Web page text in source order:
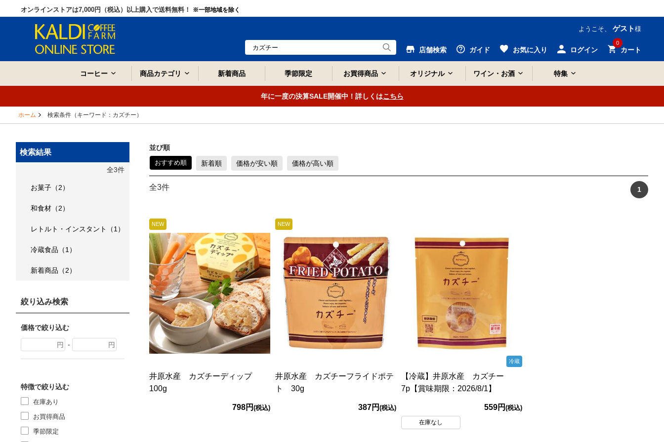
オンラインストアは7,000円（税込）以上購入で送料無料！ ※一部地域を除く
ようこそ、 ゲスト 様
店舗検索 ガイド お気に入り ログイン
0
カート
コーヒー 商品カテゴリ 新着商品 季節限定 お買得商品 オリジナル ワイン・お酒 特集
年に一度の決算SALE開催中！詳しくはこちら
ホーム 検索条件（キーワード：カズチー）
並び順
おすすめ順 新着順 価格が安い順 価格が高い順
全3件 1
NEW
井原水産 カズチーディップ
100g
798円 (税込)
NEW
井原水産 カズチーフライドポテ
ト 30g
387円 (税込)
冷蔵
【冷蔵】井原水産 カズチー
7p【賞味期限：2026/8/1】
559円 (税込)
在庫なし
検索結果
全3件
お菓子（2）
和食材（2）
レトルト・インスタント（1）
冷蔵食品（1）
新着商品（2）
絞り込み検索
価格で絞り込む
-
特徴で絞り込む
在庫あり
お買得商品
季節限定